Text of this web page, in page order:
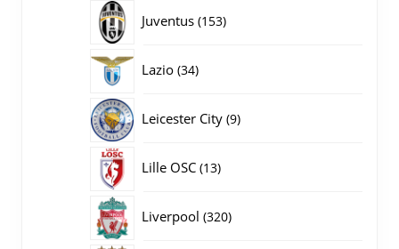
Juventus 153153
Lazio 3434
Leicester City 99
Lille OSC 1313
Liverpool 320320